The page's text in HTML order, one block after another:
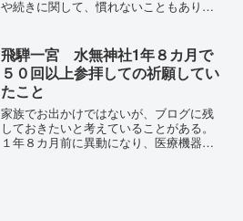
や続きに関して、慣れないこともあり苦
かないことで苛立ちもある。昨夜も少
し、家族で少し険悪な雰囲気...
飛騨一宮 水無神社1年８カ月で
５０回以上参拝しての祈願してい
たこと
家族でお出かけではないが、ブログに残
しておきたいと考えていることがある。
１年８カ月前に異動になり、医療機器を